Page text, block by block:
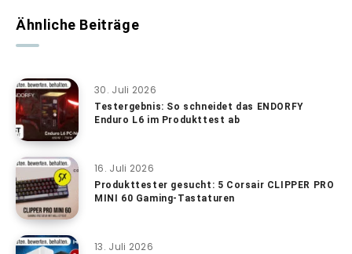
Ähnliche Beiträge
30. Juli 2026
Testergebnis: So schneidet das ENDORFY
Enduro L6 im Produkttest ab
16. Juli 2026
Produkttester gesucht: 5 Corsair CLIPPER PRO
MINI 60 Gaming-Tastaturen
13. Juli 2026